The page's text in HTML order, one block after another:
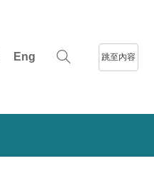
Eng 跳至內容